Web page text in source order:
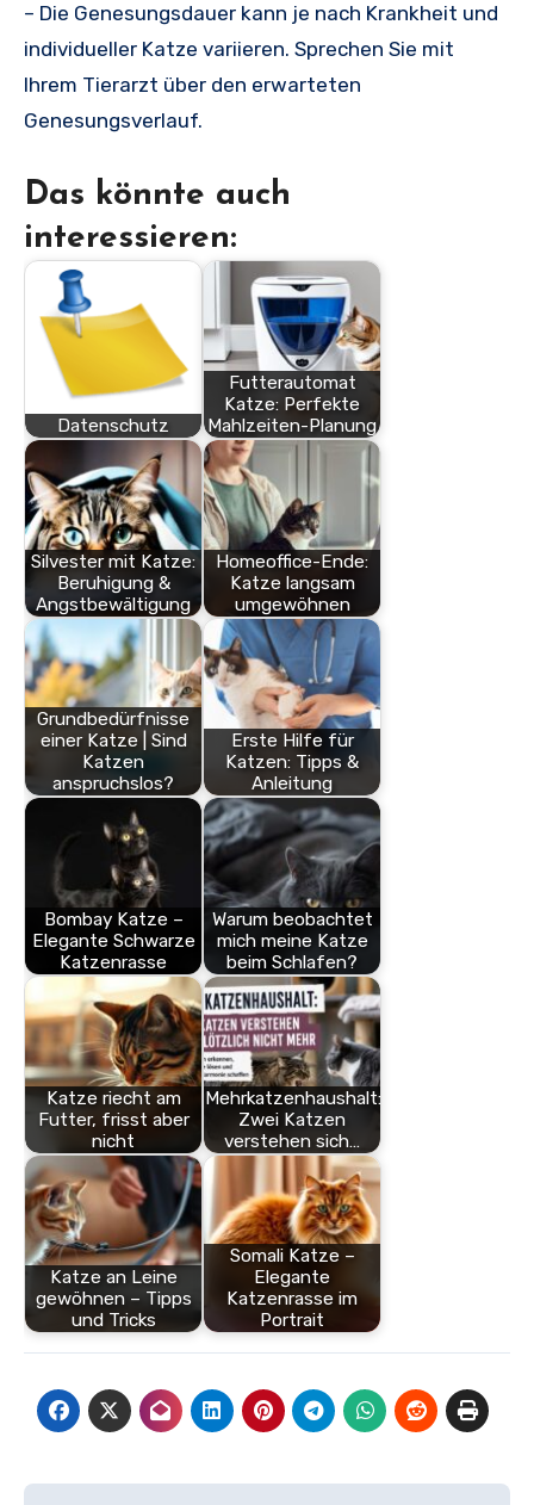
– Die Genesungsdauer kann je nach Krankheit und
individueller Katze variieren. Sprechen Sie mit
Ihrem Tierarzt über den erwarteten
Genesungsverlauf.
Das könnte auch
interessieren:
Datenschutz
Futterautomat
Katze: Perfekte
Mahlzeiten-Planung
Silvester mit Katze:
Beruhigung &
Angstbewältigung
Homeoffice-Ende:
Katze langsam
umgewöhnen
Grundbedürfnisse
einer Katze | Sind
Katzen
anspruchslos?
Erste Hilfe für
Katzen: Tipps &
Anleitung
Bombay Katze –
Elegante Schwarze
Katzenrasse
Warum beobachtet
mich meine Katze
beim Schlafen?
Katze riecht am
Futter, frisst aber
nicht
Mehrkatzenhaushalt:
Zwei Katzen
verstehen sich…
Katze an Leine
gewöhnen – Tipps
und Tricks
Somali Katze –
Elegante
Katzenrasse im
Portrait